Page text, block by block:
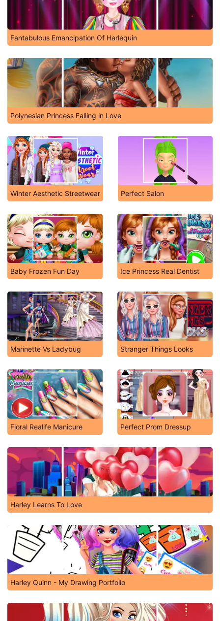
Fantabulous Emancipation Of Harlequin
Polynesian Princess Falling in Love
Winter Aesthetic Streetwear Perfect Salon
Baby Frozen Fun Day Ice Princess Real Dentist
Marinette Vs Ladybug Stranger Things Looks
Floral Realife Manicure Perfect Prom Dressup
Harley Learns To Love
Harley Quinn - My Drawing Portfolio